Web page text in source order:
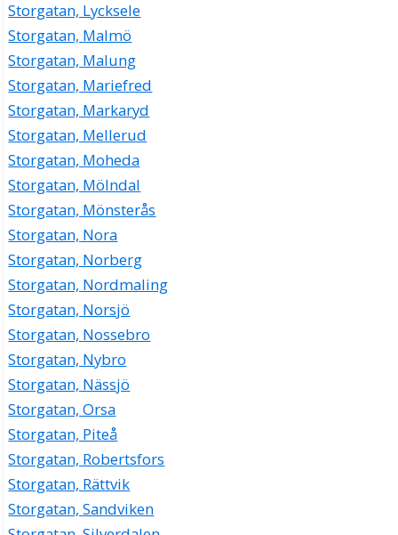
Storgatan, Lycksele
Storgatan, Malmö
Storgatan, Malung
Storgatan, Mariefred
Storgatan, Markaryd
Storgatan, Mellerud
Storgatan, Moheda
Storgatan, Mölndal
Storgatan, Mönsterås
Storgatan, Nora
Storgatan, Norberg
Storgatan, Nordmaling
Storgatan, Norsjö
Storgatan, Nossebro
Storgatan, Nybro
Storgatan, Nässjö
Storgatan, Orsa
Storgatan, Piteå
Storgatan, Robertsfors
Storgatan, Rättvik
Storgatan, Sandviken